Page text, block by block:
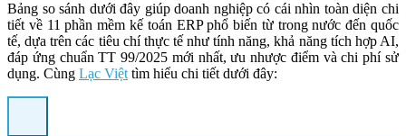
Bảng so sánh dưới đây giúp doanh nghiệp có cái nhìn toàn diện chi
tiết về 11 phần mềm kế toán ERP phổ biến từ trong nước đến quốc
tế, dựa trên các tiêu chí thực tế như tính năng, khả năng tích hợp AI,
đáp ứng chuẩn TT 99/2025 mới nhất, ưu nhược điểm và chi phí sử
dụng. Cùng Lạc Việttìm hiểu chi tiết dưới đây: